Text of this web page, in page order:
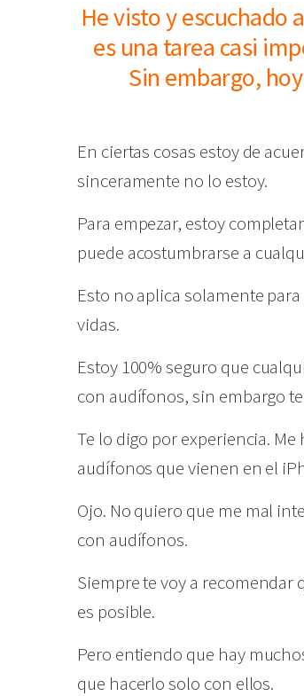
He visto y escuchado
es una tarea casi
Sin embargo,
En ciertas cosas estoy de
sinceramente no lo estoy.
Para empezar, estoy
puede acostumbrarse a
Esto no aplica solamente
vidas.
Estoy 100% seguro que
con audífonos, sin embargo
Te lo digo por experiencia.
audífonos que vienen en el
Ojo. No quiero que me mal
con audífonos.
Siempre te voy a
es posible.
Pero entiendo que hay
que hacerlo solo con ellos.